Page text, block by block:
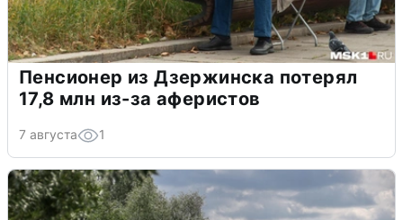
Пенсионер из Дзержинска потерял
17,8 млн из-за аферистов
7 августа 1